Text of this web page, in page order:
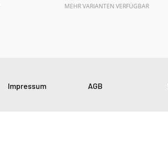
MEHR VARIANTEN VERFÜGBAR
Impressum AGB